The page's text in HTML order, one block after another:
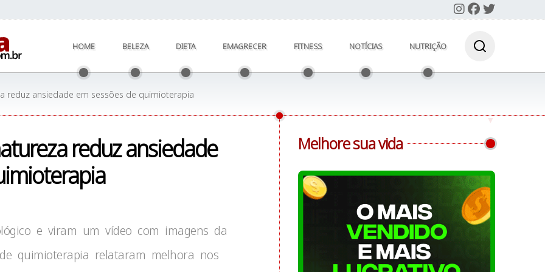
HOME BELEZA DIETA EMAGRECER FITNESS NOTÍCIAS NUTRIÇÃO
reduz ansiedade em sessões de quimioterapia
reduz ansiedade
e viram um vídeo com imagens da
quimioterapia relataram melhora nos
Melhore sua vida